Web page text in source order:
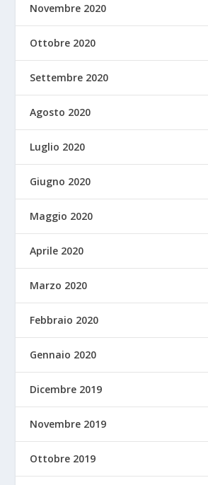
Novembre 2020
Ottobre 2020
Settembre 2020
Agosto 2020
Luglio 2020
Giugno 2020
Maggio 2020
Aprile 2020
Marzo 2020
Febbraio 2020
Gennaio 2020
Dicembre 2019
Novembre 2019
Ottobre 2019